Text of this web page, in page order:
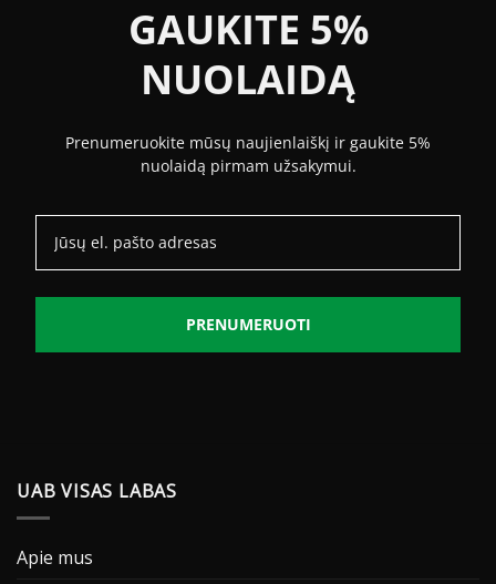
GAUKITE 5%
NUOLAIDĄ
Prenumeruokite mūsų naujienlaiškį ir gaukite 5%
nuolaidą pirmam užsakymui.
PRENUMERUOTI
UAB VISAS LABAS
Apie mus